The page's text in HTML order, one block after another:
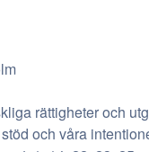
rättigheter och
och våra